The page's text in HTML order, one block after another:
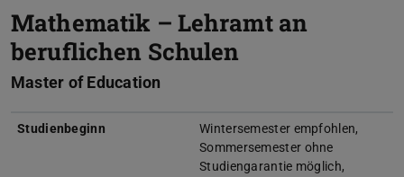
Mathematik – Lehramt an
beruflichen Schulen
Master of Education
Studienbeginn
Wintersemester empfohlen,
Sommersemester ohne
Studiengarantie möglich,